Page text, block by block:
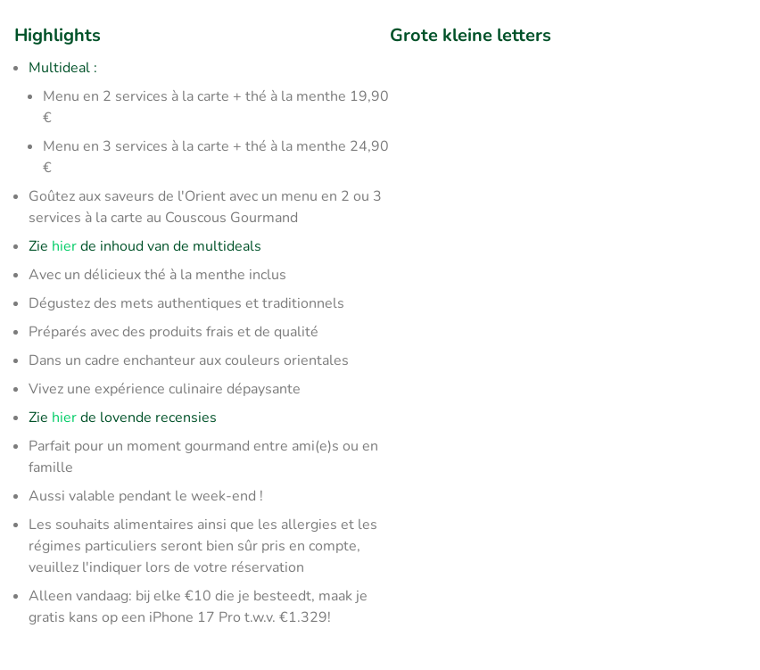
Highlights
Multideal :
Menu en 2 services à la carte + thé à la menthe 19,90
€
Menu en 3 services à la carte + thé à la menthe 24,90
€
Goûtez aux saveurs de l'Orient avec un menu en 2 ou 3
services à la carte au Couscous Gourmand
Zie hierde inhoud van de multideals
Avec un délicieux thé à la menthe inclus
Dégustez des mets authentiques et traditionnels
Préparés avec des produits frais et de qualité
Dans un cadre enchanteur aux couleurs orientales
Vivez une expérience culinaire dépaysante
Zie hierde lovende recensies
Parfait pour un moment gourmand entre ami(e)s ou en
famille
Aussi valable pendant le week-end !
Les souhaits alimentaires ainsi que les allergies et les
régimes particuliers seront bien sûr pris en compte,
veuillez l'indiquer lors de votre réservation
Alleen vandaag: bij elke €10 die je besteedt, maak je
gratis kans op een iPhone 17 Pro t.w.v. €1.329!
Grote kleine letters